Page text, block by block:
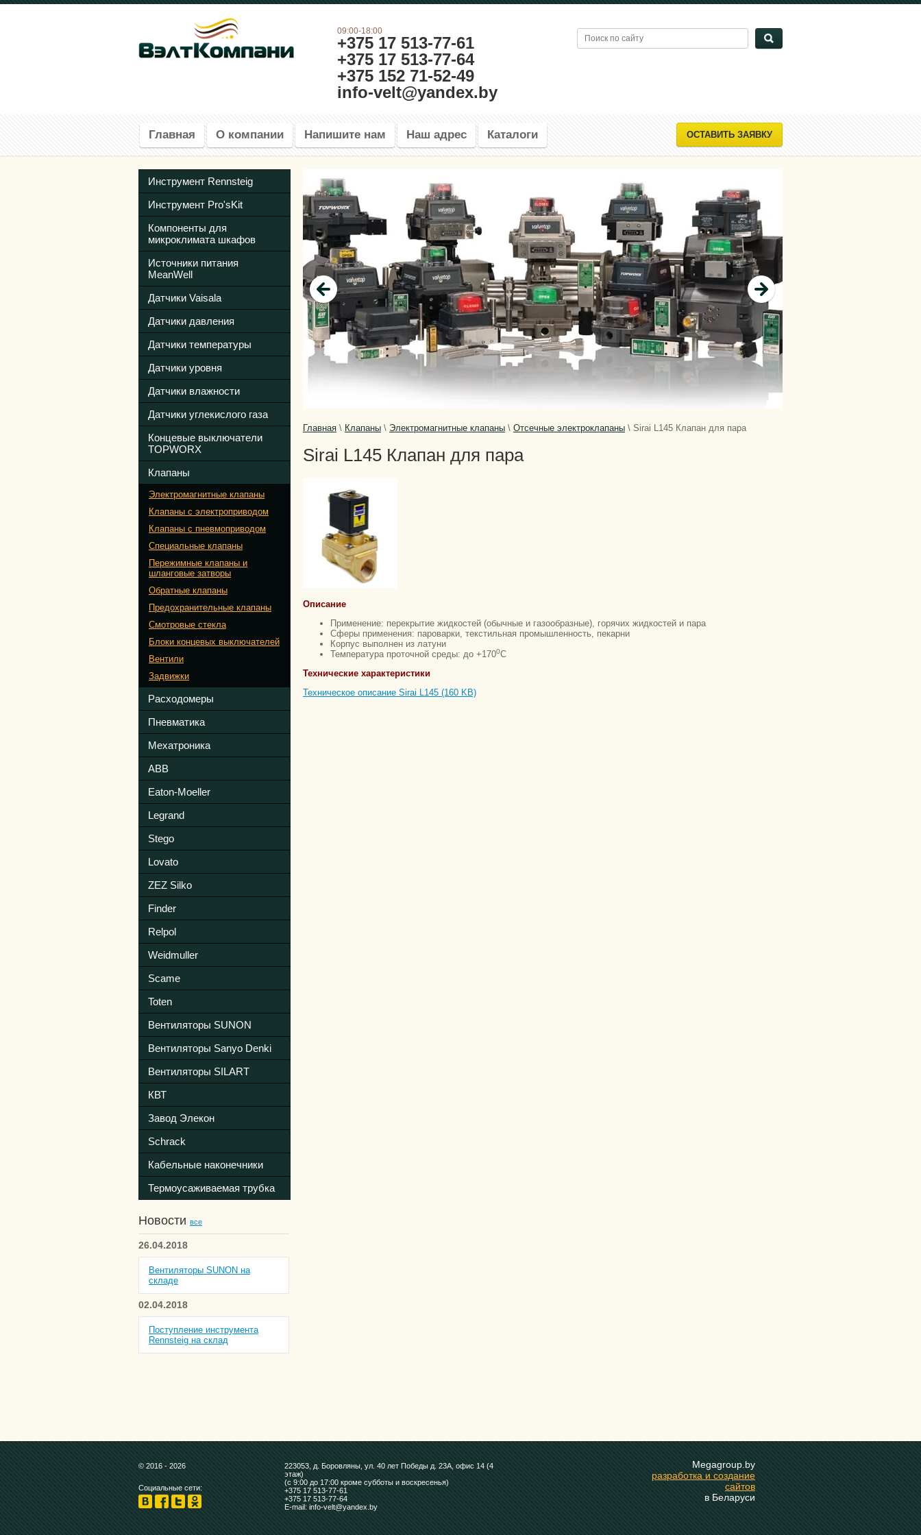
09:00-18:00
+375 17 513-77-61
+375 17 513-77-64
+375 152 71-52-49
info-velt@yandex.by
Главная О компании Напишите нам Наш адрес Каталоги ОСТАВИТЬ ЗАЯВКУ
Инструмент Rennsteig
Инструмент Pro'sKit
Компоненты для
микроклимата шкафов
Источники питания
MeanWell
Датчики Vaisala
Датчики давления
Датчики температуры
Датчики уровня
Датчики влажности
Датчики углекислого газа
Концевые выключатели
TOPWORX
Клапаны
Электромагнитные клапаны
Клапаны с электроприводом
Клапаны с пневмоприводом
Специальные клапаны
Пережимные клапаны и
шланговые затворы
Обратные клапаны
Предохранительные клапаны
Смотровые стекла
Блоки концевых выключателей
Вентили
Задвижки
Расходомеры
Пневматика
Мехатроника
ABB
Eaton-Moeller
Legrand
Stego
Lovato
ZEZ Silko
Finder
Relpol
Weidmuller
Scame
Toten
Вентиляторы SUNON
Вентиляторы Sanyo Denki
Вентиляторы SILART
КВТ
Завод Элекон
Schrack
Кабельные наконечники
Термоусаживаемая трубка
Новости все
26.04.2018
Вентиляторы SUNON на
складе
02.04.2018
Поступление инструмента
Rennsteig на склад
Главная \ Клапаны \ Электромагнитные клапаны \ Отсечные электроклапаны \ Sirai L145 Клапан для пара
Sirai L145 Клапан для пара
Описание
Применение: перекрытие жидкостей (обычные и газообразные), горячих жидкостей и пара
Сферы применения: пароварки, текстильная промышленность, пекарни
Корпус выполнен из латуни
Температура проточной среды: до +1700С
Технические характеристики
Техническое описание Sirai L145 (160 KB)
© 2016 - 2026
Социальные сети:
223053, д. Боровляны, ул. 40 лет Победы д. 23А, офис 14 (4
этаж)
(с 9:00 до 17:00 кроме субботы и воскресенья)
+375 17 513-77-61
+375 17 513-77-64
E-mail: info-velt@yandex.by
Megagroup.by
разработка и создание
сайтов
в Беларуси